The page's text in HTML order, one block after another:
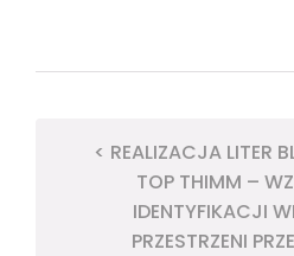
< REALIZACJA LITER
TOP THIMM –
IDENTYFIKACJI
PRZESTRZENI